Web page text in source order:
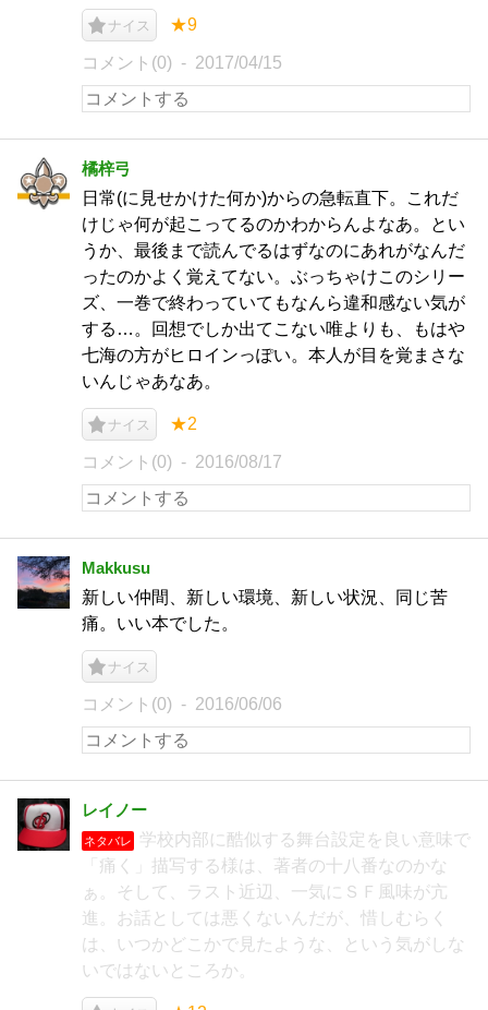
ナイス ★9
コメント(0) 2017/04/15
橘梓弓
日常(に見せかけた何か)からの急転直下。これだ
けじゃ何が起こってるのかわからんよなあ。とい
うか、最後まで読んでるはずなのにあれがなんだ
ったのかよく覚えてない。ぶっちゃけこのシリー
ズ、一巻で終わっていてもなんら違和感ない気が
する…。回想でしか出てこない唯よりも、もはや
七海の方がヒロインっぽい。本人が目を覚まさな
いんじゃあなあ。
ナイス ★2
コメント(0) 2016/08/17
Makkusu
新しい仲間、新しい環境、新しい状況、同じ苦
痛。いい本でした。
ナイス
コメント(0) 2016/06/06
レイノー
ネタバレ
学校内部に酷似する舞台設定を良い意味で
「痛く」描写する様は、著者の十八番なのかな
ぁ。そして、ラスト近辺、一気にＳＦ風味が亢
進。お話としては悪くないんだが、惜しむらく
は、いつかどこかで見たような、という気がしな
いではないところか。